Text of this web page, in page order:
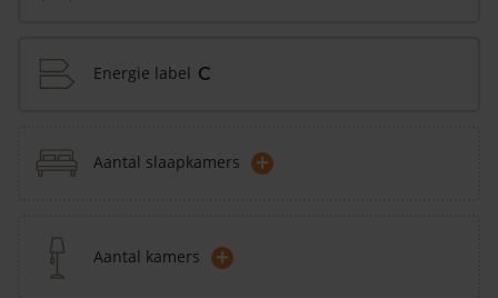
Energie label C
Aantal slaapkamers +
Aantal kamers +